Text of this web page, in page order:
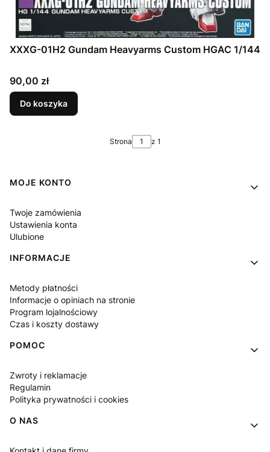
XXXG-01H2 Gundam Heavyarms Custom HGAC 1/144
Cena
90,00 zł
Do koszyka
Strona z 1
Linki w stopce
MOJE KONTO
Twoje zamówienia
Ustawienia konta
Ulubione
INFORMACJE
Metody płatności
Informacje o opiniach na stronie
Program lojalnościowy
Czas i koszty dostawy
POMOC
Zwroty i reklamacje
Regulamin
Polityka prywatności i cookies
O NAS